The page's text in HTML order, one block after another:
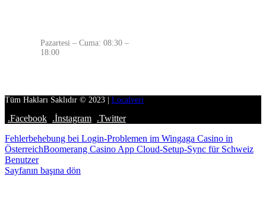
Pazartesi – Cuma: 08:30 –
18:00
Tüm Hakları Saklıdır © 2023 | Localveri
.Facebook .İnstagram .Twitter
Fehlerbehebung bei Login-Problemen im Wingaga Casino in
ÖsterreichBoomerang Casino App Cloud-Setup-Sync für Schweiz
Benutzer
Sayfanın başına dön